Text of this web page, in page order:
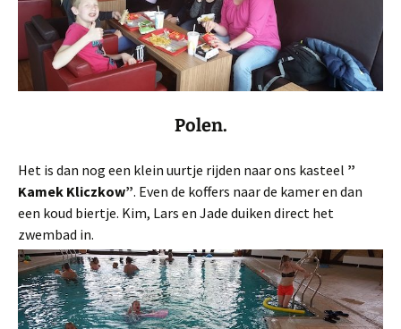
Polen.
Het is dan nog een klein uurtje rijden naar ons kasteel ”
Kamek Kliczkow”. Even de koffers naar de kamer en dan
een koud biertje. Kim, Lars en Jade duiken direct het
zwembad in.